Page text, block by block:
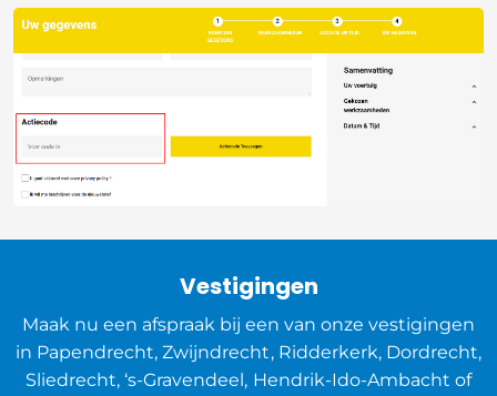
Vestigingen
Maak nu een afspraak bij een van onze vestigingen
in Papendrecht, Zwijndrecht, Ridderkerk, Dordrecht,
Sliedrecht, ‘s-Gravendeel, Hendrik-Ido-Ambacht of